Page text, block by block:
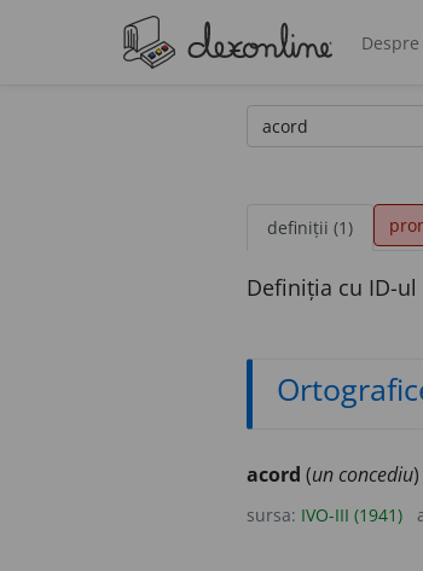
definiții (1)
Definiția cu ID-ul
acord (un concediu
sursa: IVO-III (1941)